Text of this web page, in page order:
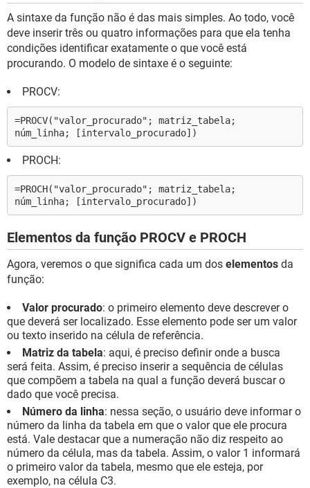
A sintaxe da função não é das mais simples. Ao todo, você
deve inserir três ou quatro informações para que ela tenha
condições identificar exatamente o que você está
procurando. O modelo de sintaxe é o seguinte:
PROCV:
=PROCV("valor_procurado"; matriz_tabela;
núm_linha; [intervalo_procurado])
PROCH:
=PROCH("valor_procurado"; matriz_tabela;
núm_linha; [intervalo_procurado])
Elementos da função PROCV e PROCH
Agora, veremos o que significa cada um dos elementos da
função:
Valor procurado: o primeiro elemento deve descrever o
que deverá ser localizado. Esse elemento pode ser um valor
ou texto inserido na célula de referência.
Matriz da tabela: aqui, é preciso definir onde a busca
será feita. Assim, é preciso inserir a sequência de células
que compõem a tabela na qual a função deverá buscar o
dado que você precisa.
Número da linha: nessa seção, o usuário deve informar o
número da linha da tabela em que o valor que ele procura
está. Vale destacar que a numeração não diz respeito ao
número da célula, mas da tabela. Assim, o valor 1 informará
o primeiro valor da tabela, mesmo que ele esteja, por
exemplo, na célula C3.